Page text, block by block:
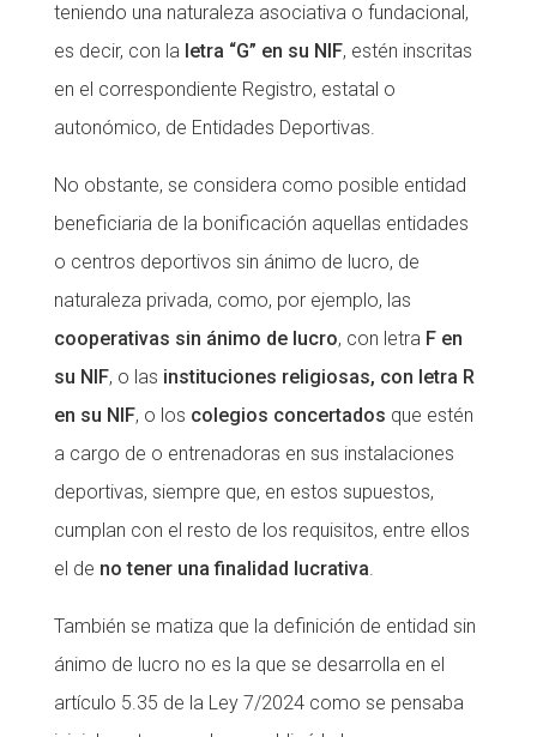
teniendo una naturaleza asociativa o fundacional,
es decir, con la letra “G” en su NIF, estén inscritas
en el correspondiente Registro, estatal o
autonómico, de Entidades Deportivas.
No obstante, se considera como posible entidad
beneficiaria de la bonificación aquellas entidades
o centros deportivos sin ánimo de lucro, de
naturaleza privada, como, por ejemplo, las
cooperativas sin ánimo de lucro, con letra F en
su NIF, o las instituciones religiosas, con letra R
en su NIF, o los colegios concertados que estén
a cargo de o entrenadoras en sus instalaciones
deportivas, siempre que, en estos supuestos,
cumplan con el resto de los requisitos, entre ellos
el de no tener una finalidad lucrativa.
También se matiza que la definición de entidad sin
ánimo de lucro no es la que se desarrolla en el
artículo 5.35 de la Ley 7/2024 como se pensaba